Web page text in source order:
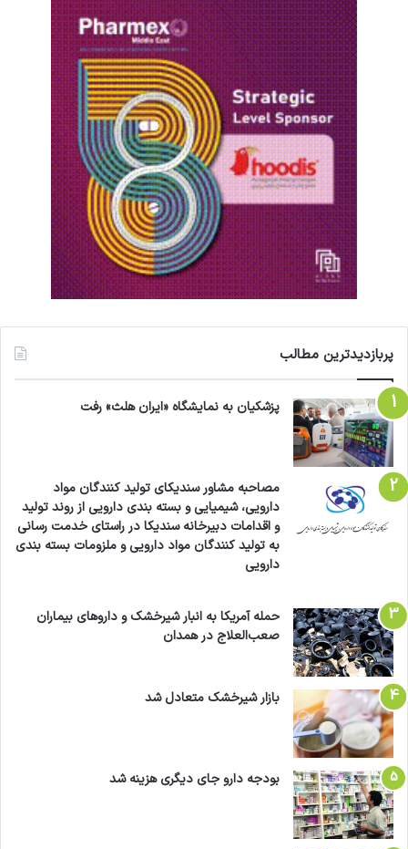
پربازدیدترین مطالب
پزشکیان به نمایشگاه «ایران هلث» رفت
مصاحبه مشاور سندیکای تولید کنندگان مواد
دارویی، شیمیایی و بسته بندی دارویی از روند تولید
و اقدامات دبیرخانه سندیکا در راستای خدمت رسانی
به تولید کنندگان مواد دارویی و ملزومات بسته بندی
دارویی
حمله آمریکا به انبار شیرخشک و داروهای بیماران
صعب‌العلاج در همدان
بازار شیرخشک متعادل شد
بودجه دارو جای دیگری هزینه شد